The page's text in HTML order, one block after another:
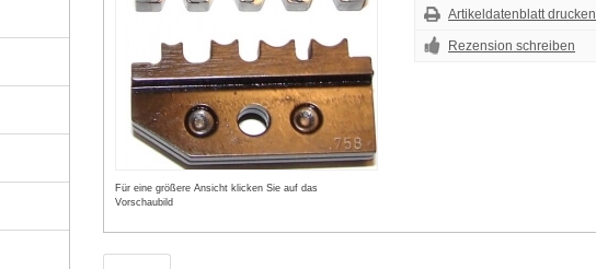
Für eine größere Ansicht klicken Sie auf das
Vorschaubild
Artikeldatenblatt drucken
Rezension schreiben